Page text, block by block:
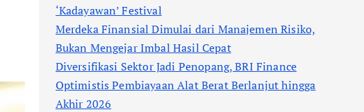
‘Kadayawan’ Festival
Merdeka Finansial Dimulai dari Manajemen Risiko,
Bukan Mengejar Imbal Hasil Cepat
Diversifikasi Sektor Jadi Penopang, BRI Finance
Optimistis Pembiayaan Alat Berat Berlanjut hingga
Akhir 2026